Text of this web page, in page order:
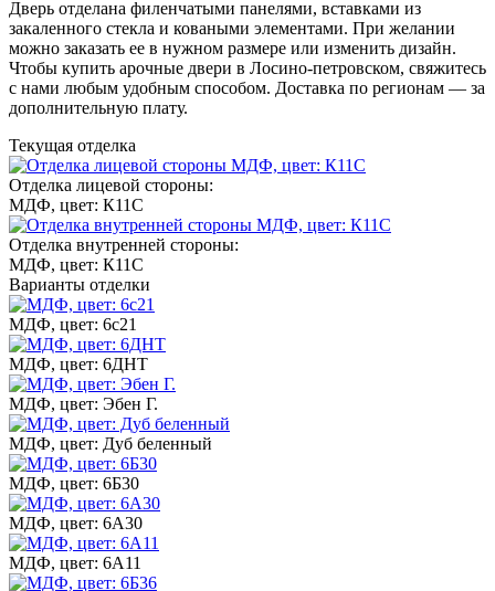
Дверь отделана филенчатыми панелями, вставками из
закаленного стекла и коваными элементами. При желании
можно заказать ее в нужном размере или изменить дизайн.
Чтобы купить арочные двери в Лосино-петровском, свяжитесь
с нами любым удобным способом. Доставка по регионам — за
дополнительную плату.
Текущая отделка
Отделка лицевой стороны:
МДФ, цвет: К11С
Отделка внутренней стороны:
МДФ, цвет: К11С
Варианты отделки
МДФ, цвет: 6с21
МДФ, цвет: 6ДНТ
МДФ, цвет: Эбен Г.
МДФ, цвет: Дуб беленный
МДФ, цвет: 6Б30
МДФ, цвет: 6А30
МДФ, цвет: 6А11